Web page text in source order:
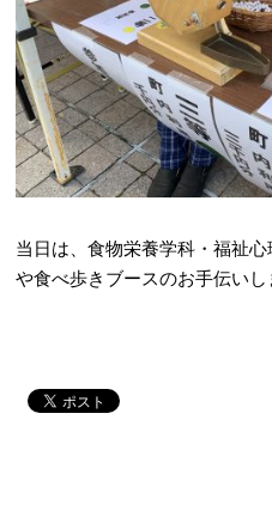
当日は、食物栄養学科・福祉
や食べ歩きブースのお手伝いし